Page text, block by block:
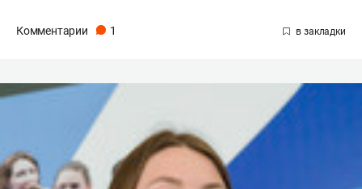
Комментарии 1